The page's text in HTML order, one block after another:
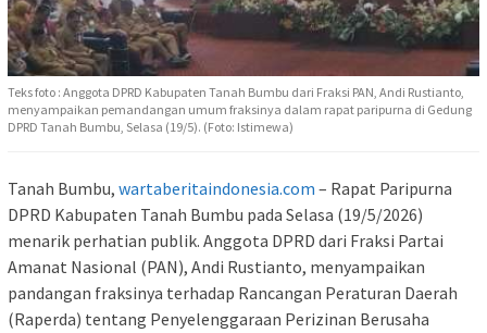
Teks foto : Anggota DPRD Kabupaten Tanah Bumbu dari Fraksi PAN, Andi Rustianto,
menyampaikan pemandangan umum fraksinya dalam rapat paripurna di Gedung
DPRD Tanah Bumbu, Selasa (19/5). (Foto: Istimewa)
Tanah Bumbu, wartaberitaindonesia.com – Rapat Paripurna
DPRD Kabupaten Tanah Bumbu pada Selasa (19/5/2026)
menarik perhatian publik. Anggota DPRD dari Fraksi Partai
Amanat Nasional (PAN), Andi Rustianto, menyampaikan
pandangan fraksinya terhadap Rancangan Peraturan Daerah
(Raperda) tentang Penyelenggaraan Perizinan Berusaha